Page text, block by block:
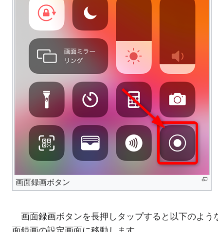
画面録画ボタン
画面録画ボタンを長押しタップすると以下のよう